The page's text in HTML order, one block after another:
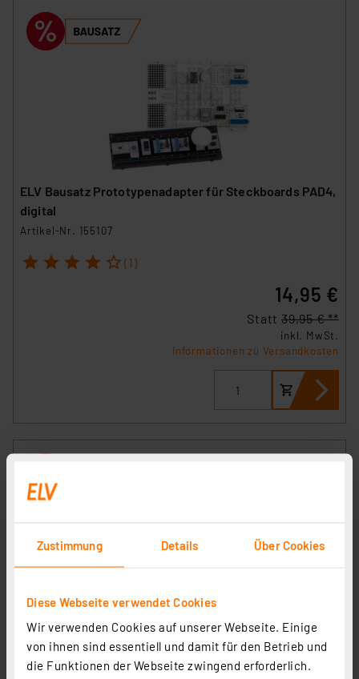
Zustimmung Details Über Cookies
Diese Webseite verwendet Cookies
Wir verwenden Cookies auf unserer Webseite. Einige
von ihnen sind essentiell und damit für den Betrieb und
die Funktionen der Webseite zwingend erforderlich.
ELV Bausatz Prototypenadapter für Steckboards PAD4,
digital
Artikel-Nr. 155107
1 2 3 4 5 (1)
14,95 €
Statt 39,95 € **
inkl. MwSt.
Informationen zu Versandkosten
ELV Bausatz Prototypenadapter für Steckboards PAD3,
passiv
Artikel-Nr. 154743